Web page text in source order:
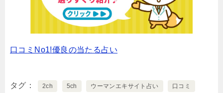
口コミNo1!優良の当たる占い
タグ 2ch 5ch ウーマンエキサイト占い 口コミ